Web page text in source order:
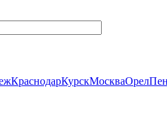
КраснодарКурскМоскваОрел